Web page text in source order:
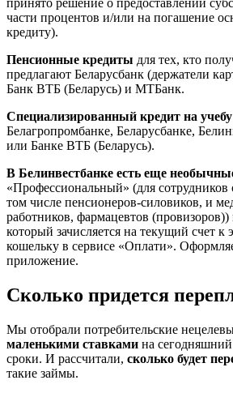
принято решение о предоставлении
части процентов и/или на погашение
кредиту).
Пенсионные кредиты для тех, кто
предлагают Беларусбанк (держатели
Банк ВТБ (Беларусь) и МТБанк.
Специализированный кредит на учебу
Белагропромбанке, Беларусбанке,
или Банке ВТБ (Беларусь).
В Белинвестбанке есть еще
«Профессиональный» (для сотрудников
том числе пенсионеров-силовиков, и
работников, фармацевтов
который зачисляется на текущий счет к
кошельку в сервисе «Оплати».
приложение.
Сколько придется
Мы отобрали потребительские
маленькими ставками на
сроки. И рассчитали, сколько будет
такие займы.